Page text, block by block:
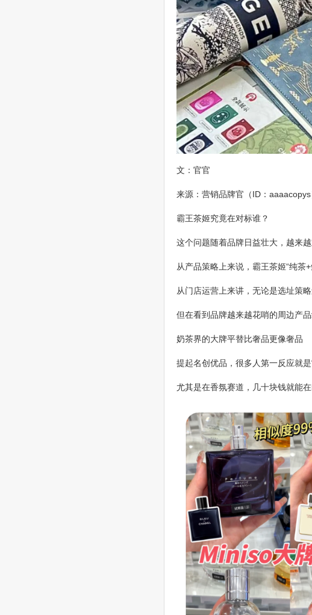
文：官官
来源：营销品牌官（ID：aaaacopys
霸王茶姬究竟在对标谁？
这个问题随着品牌日益壮大，越来越
从产品策略上来说，霸王茶姬“纯茶
从门店运营上来讲，无论是选址策
但在看到品牌越来越花哨的周边产
奶茶界的大牌平替比奢品更像奢品
提起名创优品，很多人第一反应就是
尤其是在香氛赛道，几十块钱就能